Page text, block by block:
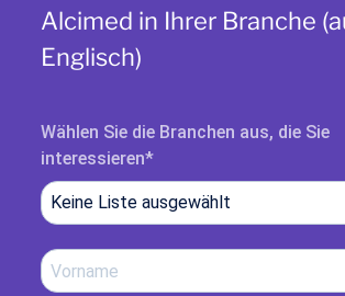
Alcimed in Ihrer Branche
Englisch)
Wählen Sie die Branchen aus, die Sie
interessieren
Keine Liste ausgewählt